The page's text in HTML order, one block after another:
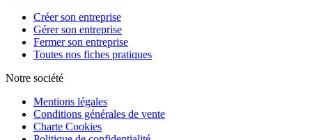
Créer son entreprise
Gérer son entreprise
Fermer son entreprise
Toutes nos fiches pratiques
Notre société
Mentions légales
Conditions générales de vente
Charte Cookies